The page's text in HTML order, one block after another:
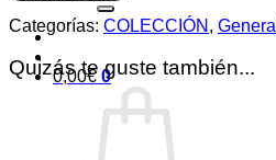
0,00€ 0
Categorías: COLECCIÓN , General
Quizás te guste también...